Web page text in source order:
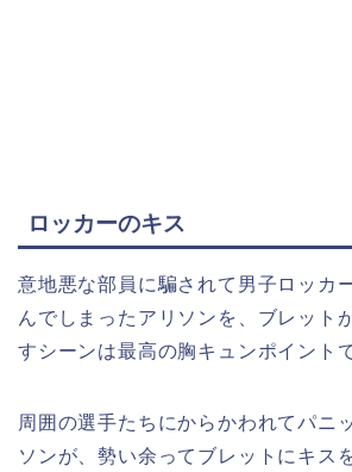
ロッカーのキス
意地悪な部員に騙されて男子ロッカ
んでしまったアリソンを、ブレット
すシーンは最高の胸キュンポイント
周囲の選手たちにからかわれてパニ
ソンが、勢い余ってブレットにキス